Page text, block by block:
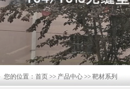
您的位置：首页 >> 产品中心 >>靶材系列